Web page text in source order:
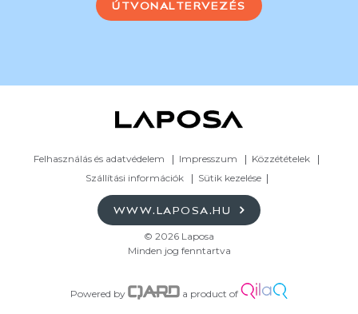
ÚTVONALTERVEZÉS
Felhasználás és adatvédelem Impresszum
Közzétételek
Szállítási információk
Sütik kezelése
WWW.LAPOSA.HU
© 2026 Laposa
Minden jog fenntartva
Powered by a product of